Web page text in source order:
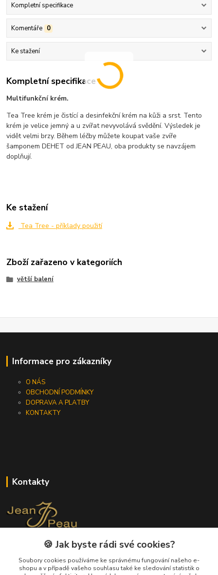
Kompletní specifikace
Komentáře 0
Ke stažení
Kompletní specifikace
Multifunkční krém.
Tea Tree krém je čistící a desinfekční krém na kůži a srst. Tento
krém je velice jemný a u zvířat nevyvolává svědění. Výsledek je
vidět velmi brzy. Během léčby můžete koupat vaše zvíře
šamponem DEHET od JEAN PEAU, oba produkty se navzájem
doplňují.
Ke stažení
Tea Tree - příklady použití
Zboží zařazeno v kategoriích
větší balení
Informace pro zákazníky
O NÁS
OBCHODNÍ PODMÍNKY
DOPRAVA A PLATBY
KONTAKTY
Kontakty
+420 733 562 259
info@jeanpeau.cz
🍪 Jak byste rádi své cookies?
Soubory cookies používáme ke správnému fungování našeho e-
shopu a v případě vašeho souhlasu také ke sledování statistik o